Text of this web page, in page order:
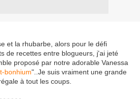
et la rhubarbe, alors pour le défi
de recettes entre blogueurs, j'ai jeté
proposé par notre adorable Vanessa
bonhium"..Je suis vraiment une grande
à tout les coups.